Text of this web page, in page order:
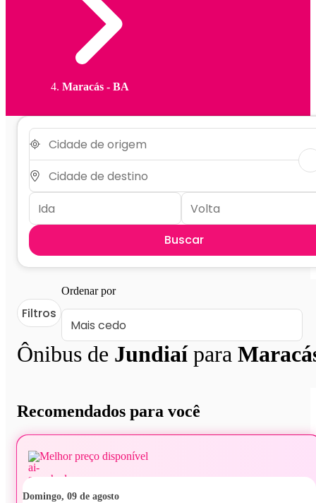
Maracás - BA
Buscar
Ônibus de Jundiaípara
Filtros
Ordenar por
Recomendados para você
Melhor preço disponível
domingo, 09 de agosto